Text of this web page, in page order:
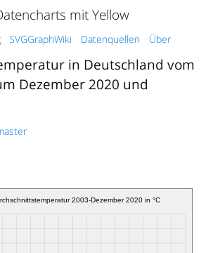
mit Yellow
SVGGraphWiki Datenquellen Über
in Deutschland vom
Dezember 2020 und